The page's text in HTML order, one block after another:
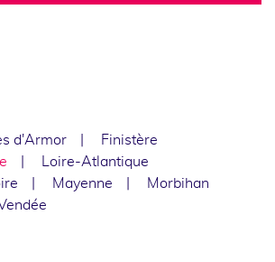
d'Armor
Finistère
Loire-Atlantique
Mayenne
Morbihan